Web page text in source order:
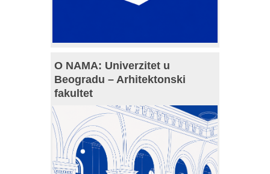
O NAMA: Univerzitet u
Beogradu – Arhitektonski
fakultet